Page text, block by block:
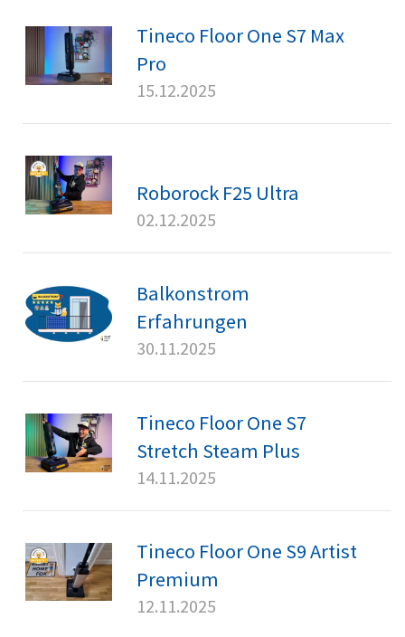
Tineco Floor One S7 Max
Pro
15.12.2025
Roborock F25 Ultra
02.12.2025
Balkonstrom
Erfahrungen
30.11.2025
Tineco Floor One S7
Stretch Steam Plus
14.11.2025
Tineco Floor One S9 Artist
Premium
12.11.2025